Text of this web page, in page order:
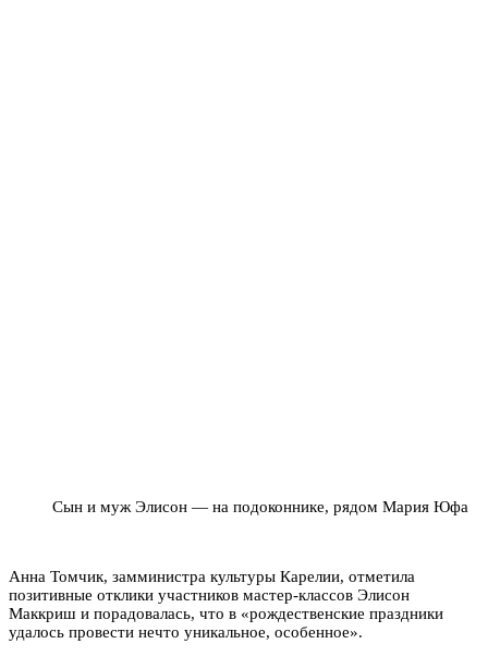
Сын и муж Элисон — на подоконнике, рядом Мария Юфа
Анна Томчик, замминистра культуры Карелии, отметила
позитивные отклики участников мастер-классов Элисон
Маккриш и порадовалась, что в «рождественские праздники
удалось провести нечто уникальное, особенное».